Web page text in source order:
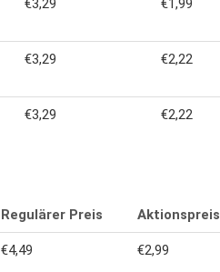
€3,29 €2,22
€3,29 €2,22
Regulärer Preis Aktionspreis
€4,49 €2,99